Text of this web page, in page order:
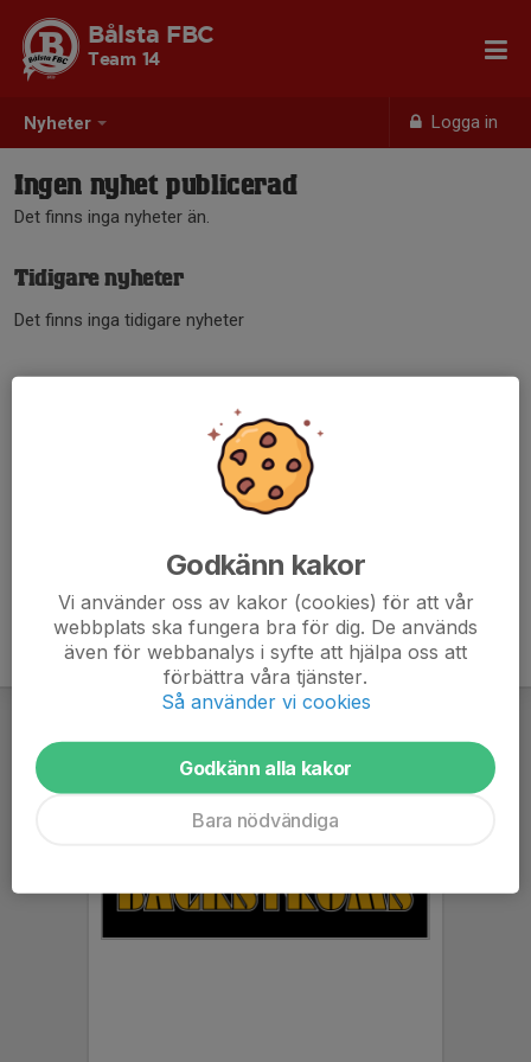
Nyheter Logga in
Bålsta FBC
Team 14
Ingen nyhet publicerad
Det finns inga nyheter än.
Tidigare nyheter
Det finns inga tidigare nyheter
Godkänn kakor
Vi använder oss av kakor (cookies) för att vår
webbplats ska fungera bra för dig. De används
även för webbanalys i syfte att hjälpa oss att
förbättra våra tjänster.
Så använder vi cookies
Godkänn alla kakor
Bara nödvändiga